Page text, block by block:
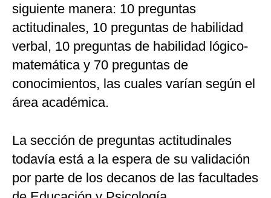
siguiente manera: 10 preguntas
actitudinales, 10 preguntas de habilidad
verbal, 10 preguntas de habilidad lógico-
matemática y 70 preguntas de
conocimientos, las cuales varían según el
área académica.
La sección de preguntas actitudinales
todavía está a la espera de su validación
por parte de los decanos de las facultades